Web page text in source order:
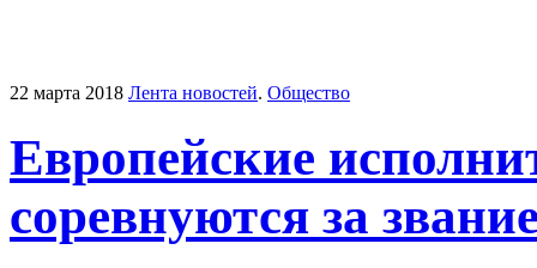
22 марта 2018 Лента новостей. Общество
Европейские
соревнуются за